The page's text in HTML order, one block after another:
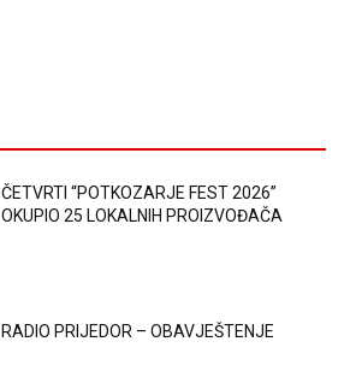
ČETVRTI “POTKOZARJE FEST 2026”
OKUPIO 25 LOKALNIH PROIZVOĐAČA
RADIO PRIJEDOR – OBAVJEŠTENJE